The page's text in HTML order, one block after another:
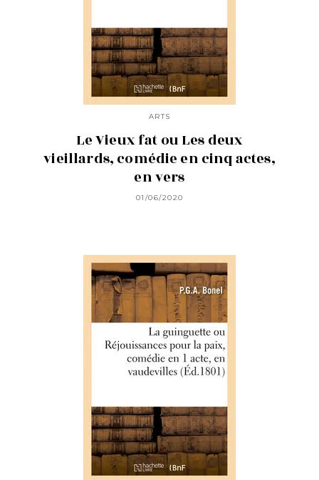
ARTS
Le Vieux fat ou Les deux
vieillards, comédie en cinq actes,
en vers
01/06/2020